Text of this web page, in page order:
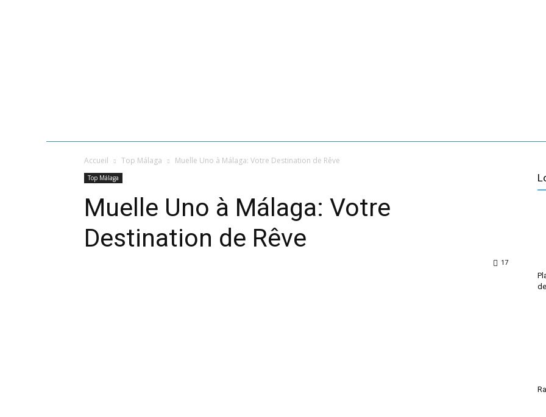
Accueil Top Málaga Muelle Uno à Málaga: Votre Destination de Rêve
Top Málaga
Muelle Uno à Málaga: Votre
Destination de Rêve
17